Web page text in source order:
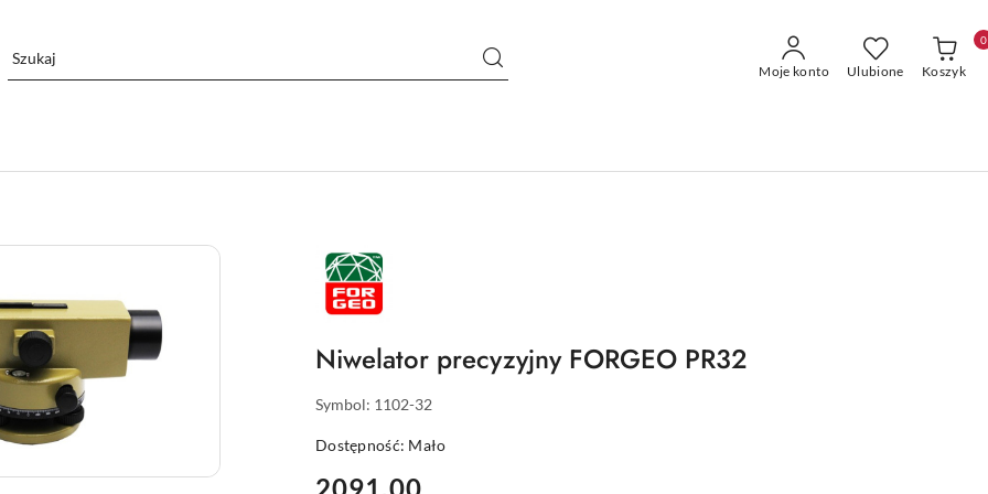
Moje konto Ulubione Koszyk
0
NAZWA
PRODUCENTA:
FORGEO
Niwelator precyzyjny FORGEO PR32
Symbol: 1102-32
Dostępność: Mało
cena:
2091.00